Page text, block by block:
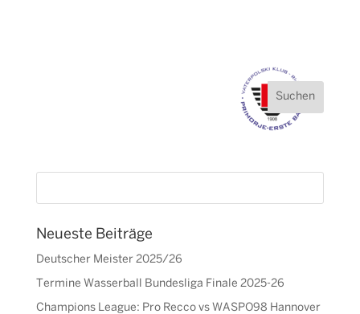
Neueste Beiträge
Deutscher Meister 2025/26
Termine Wasserball Bundesliga Finale 2025-26
Champions League: Pro Recco vs WASPO98 Hannover